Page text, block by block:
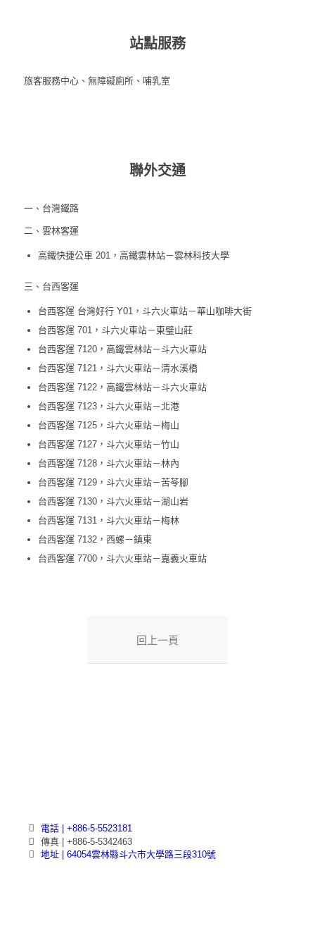
站點服務
旅客服務中心、無障礙廁所、哺乳室
聯外交通
一、台灣鐵路
二、雲林客運
高鐵快捷公車 201，高鐵雲林站－雲林科技大學
三、台西客運
台西客運 台灣好行 Y01，斗六火車站－華山咖啡大街
台西客運 701，斗六火車站－東璧山莊
台西客運 7120，高鐵雲林站－斗六火車站
台西客運 7121，斗六火車站－清水溪橋
台西客運 7122，高鐵雲林站－斗六火車站
台西客運 7123，斗六火車站－北港
台西客運 7125，斗六火車站－梅山
台西客運 7127，斗六火車站－竹山
台西客運 7128，斗六火車站－林內
台西客運 7129，斗六火車站－苦苓腳
台西客運 7130，斗六火車站－湖山岩
台西客運 7131，斗六火車站－梅林
台西客運 7132，西螺－鎮東
台西客運 7700，斗六火車站－嘉義火車站
回上一頁
電話 | +886-5-5523181
傳真 | +886-5-5342463
地址 | 64054雲林縣斗六市大學路三段310號